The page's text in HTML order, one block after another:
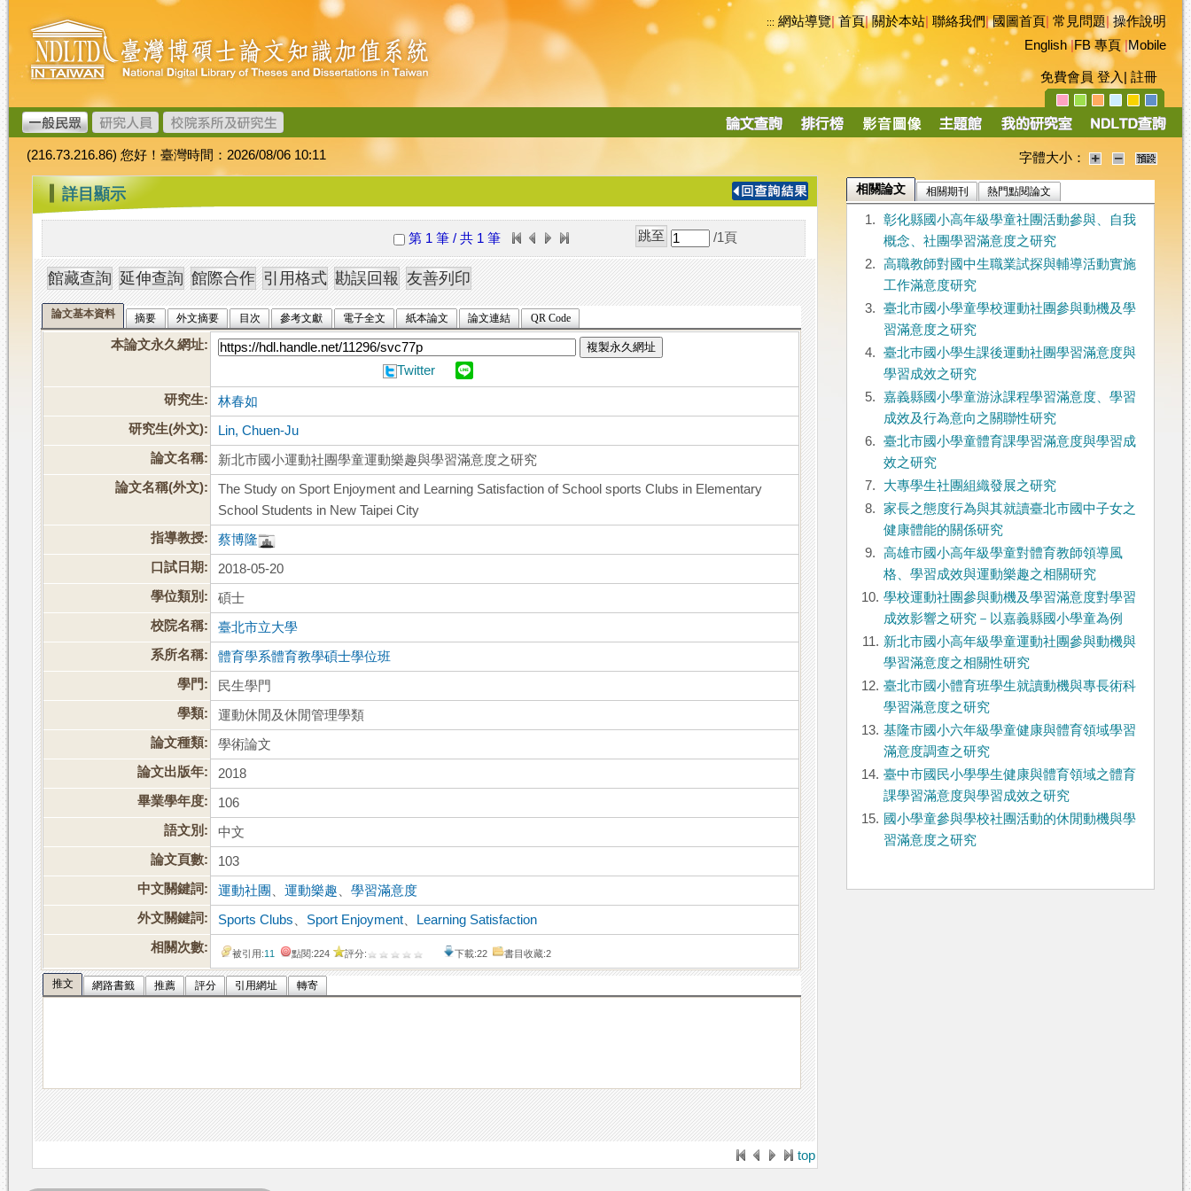
跳
到
主
要
內
容
臺
灣
博
碩
士
論
文
加
值
系
統
::: 網站導覽|首頁|關於本站 聯絡我們|國圖首頁 常見問題|操作說明
English|FB 專頁|Mobile
免費會員 登入 註冊
導
(216.73.216.86) 您好！臺灣時間：2026/08/06 10:11 字體大小：
::: 詳目顯示
第 1 筆 / 共 1 筆 /1 頁
論文基本資料 摘要 外文摘要 目次 參考文獻 電子全文 紙本論文 論文連結 QR Code
本論文永久網址: 複製永久網址
Twitter
研究生:
林春如
研究生(外文):
Lin, Chuen-Ju
論文名稱:
新北市國小運動社團學童運動樂趣與學習滿意度之研究
論文名稱(外文):
The Study on Sport Enjoyment and Learning Satisfaction of School sports Clubs in Elementary
School Students in New Taipei City
指導教授:
蔡博隆
口試日期:
2018-05-20
學位類別:
碩士
校院名稱:
臺北市立大學
系所名稱:
體育學系體育教學碩士學位班
學門:
民生學門
學類:
運動休閒及休閒管理學類
論文種類:
學術論文
論文出版年:
2018
畢業學年度:
106
語文別:
中文
論文頁數:
103
中文關鍵詞:
運動社團 、運動樂趣 、學習滿意度
外文關鍵詞:
Sports Clubs Sport Enjoyment
Learning Satisfaction
相關次數:
被引用:11 點閱:224 評分: 下載:22 書目收藏:2
推文 網路書籤 推薦 評分 引用網址 轉寄
top
相關論文 相關期刊 熱門點閱論文
1.
彰化縣國小高年級學童社團活動參與、自我
概念、社團學習滿意度之研究
2.
高職教師對國中生職業試探與輔導活動實施
工作滿意度研究
3.
臺北市國小學童學校運動社團參與動機及學
習滿意度之研究
4.
臺北巿國小學生課後運動社團學習滿意度與
學習成效之研究
5.
嘉義縣國小學童游泳課程學習滿意度、學習
成效及行為意向之關聯性研究
6.
臺北市國小學童體育課學習滿意度與學習成
效之研究
7.
大專學生社團組織發展之研究
8.
家長之態度行為與其就讀臺北市國中子女之
健康體能的關係研究
9.
高雄市國小高年級學童對體育教師領導風
格、學習成效與運動樂趣之相關研究
10. 學校運動社團參與動機及學習滿意度對學習
成效影響之研究－以嘉義縣國小學童為例
11. 新北市國小高年級學童運動社團參與動機與
學習滿意度之相關性研究
12. 臺北市國小體育班學生就讀動機與專長術科
學習滿意度之研究
13. 基隆市國小六年級學童健康與體育領域學習
滿意度調查之研究
14. 臺中市國民小學學生健康與體育領域之體育
課學習滿意度與學習成效之研究
15. 國小學童參與學校社團活動的休閒動機與學
習滿意度之研究